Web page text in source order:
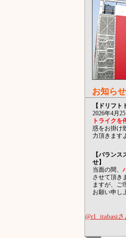
お知らせ
【ドリフト
2026年4月
トライクを
惑をお掛け
力頂きます
【バラン
せ】
当面の間、
させて頂き
ますが、ご
お願い申し
@r1_itabasi